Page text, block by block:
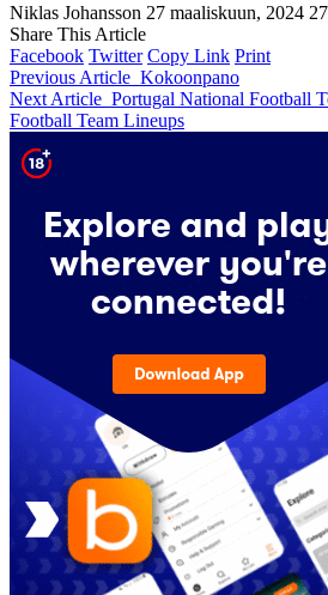
Niklas Johansson 27 maaliskuun, 2024
Share This Article
Facebook Twitter Copy Link Print
Previous Article Kokoonpano
Next Article Portugal National Football
Football Team Lineups